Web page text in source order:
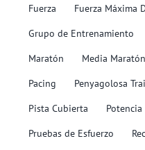
Fuerza
Fuerza Máxima
Grupo de Entrenamiento
Maratón
Media Maratón
Pacing
Penyagolosa
Pista Cubierta
Potencia
Pruebas de Esfuerzo